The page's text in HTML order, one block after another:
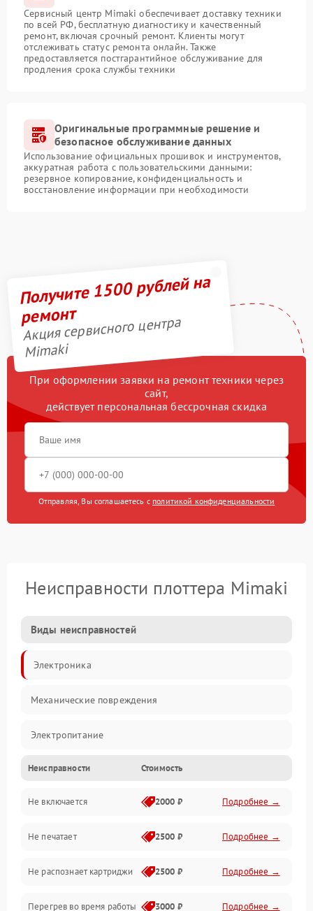
Сервисный центр Mimaki обеспечивает доставку техники
по всей РФ, бесплатную диагностику и качественный
ремонт, включая срочный ремонт. Клиенты могут
отслеживать статус ремонта онлайн. Также
предоставляется постгарантийное обслуживание для
продления срока службы техники
Оригинальные программные решение и
безопасное обслуживание данных
Использование официальных прошивок и инструментов,
аккуратная работа с пользовательскими данными:
резервное копирование, конфиденциальность и
восстановление информации при необходимости
Получите 1500 рублей на
ремонт
Акция сервисного центра
Mimaki
При оформлении заявки на ремонт техники через
сайт,
действует персональная бессрочная скидка
Отправляя, Вы соглашаетесь с политикой конфиденциальности
Неисправности плоттера Mimaki
Виды неисправностей
Электроника
Механические повреждения
Электропитание
Работа системы
Механика
Оптика
Программное обеспечение
Неисправности Стоимость
Не включается 2000 ₽ Подробнее →
Не печатает 2500 ₽ Подробнее →
Не распознает картриджи 2500 ₽ Подробнее →
Перегрев во время работы 3000 ₽ Подробнее →